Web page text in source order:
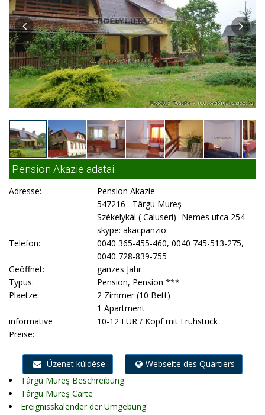
Pension Akazie adatai:
Adresse:
Pension Akazie
547216 Târgu Mureş
Székelykál ( Caluseri)- Nemes utca 254
skype: akacpanzio
Telefon:
0040 365-455-460, 0040 745-513-275,
0040 728-839-755
Geöffnet:
ganzes Jahr
Typus:
Pension, Pension ***
Plaetze:
2 Zimmer (10 Bett)
1 Apartment
informative
Preise:
10-12 EUR / Kopf mit Frühstück
Üzenet küldése
Webseite des Quartiers
Târgu Mureş Beschreibung
Târgu Mureş Carte
Ereignisskalender der Umgebung